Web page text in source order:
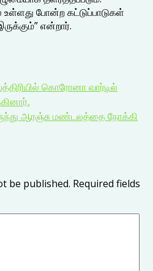
உள்ளது போன்ற கட்டுப்பாடுகள்
என்றார்.
கொரோனா வார்டில்
ஆரஞ்சு மண்டலத்தை நோக்கி
be published. Required fields